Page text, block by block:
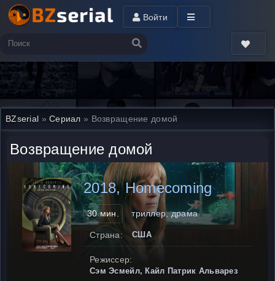
Войти
BZserial »Сериал » Возвращение домой
Возвращение домой
2018, Homecoming
30 мин. триллер, драма
Страна: США
Режиссер:
Сэм Эсмейл, Кайл Патрик Альварез